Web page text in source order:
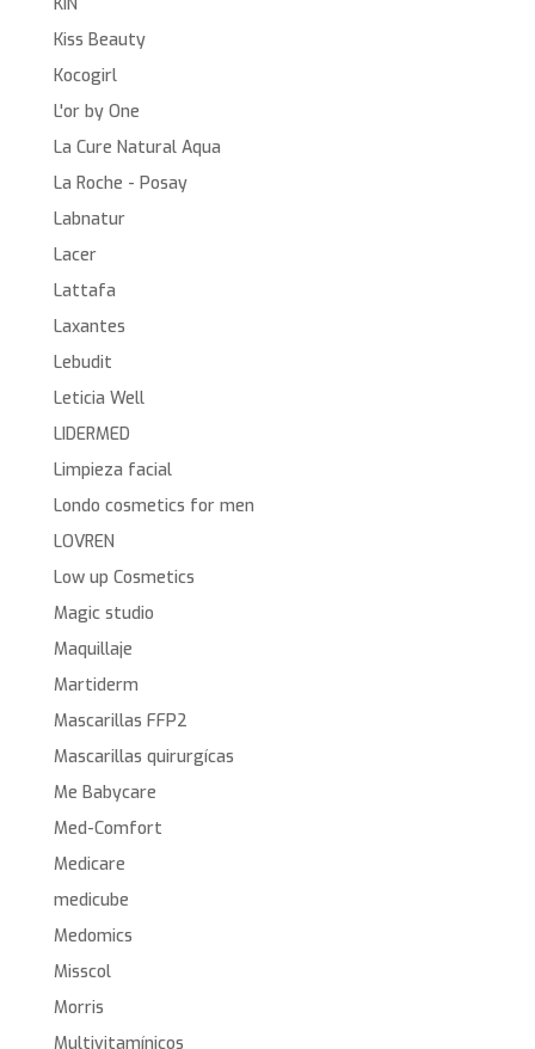
Kiss Beauty
Kocogirl
L'or by One
La Cure Natural Aqua
La Roche - Posay
Labnatur
Lacer
Lattafa
Laxantes
Lebudit
Leticia Well
LIDERMED
Limpieza facial
Londo cosmetics for men
LOVREN
Low up Cosmetics
Magic studio
Maquillaje
Martiderm
Mascarillas FFP2
Mascarillas quirurgícas
Me Babycare
Med-Comfort
Medicare
medicube
Medomics
Misscol
Morris
Multivitamínicos